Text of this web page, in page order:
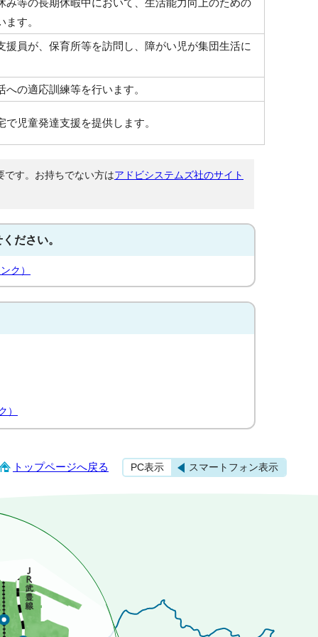
等の長期休暇中において、生活能力向上のための
す。
員が、保育所等を訪問し、障がい児が集団生活に
の適応訓練等を行います。
児童発達支援を提供します。
す。お持ちでない方はアドビシステムズ社のサイト
ださい。
ク）
）
トップページへ戻る PC表示 スマートフォン表示